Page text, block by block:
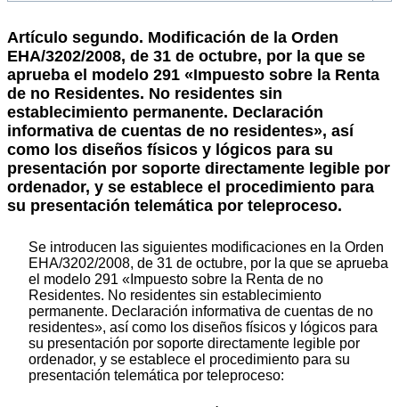
Artículo segundo. Modificación de la Orden
EHA/3202/2008, de 31 de octubre, por la que se
aprueba el modelo 291 «Impuesto sobre la Renta
de no Residentes. No residentes sin
establecimiento permanente. Declaración
informativa de cuentas de no residentes», así
como los diseños físicos y lógicos para su
presentación por soporte directamente legible por
ordenador, y se establece el procedimiento para
su presentación telemática por teleproceso.
Se introducen las siguientes modificaciones en la Orden
EHA/3202/2008, de 31 de octubre, por la que se aprueba
el modelo 291 «Impuesto sobre la Renta de no
Residentes. No residentes sin establecimiento
permanente. Declaración informativa de cuentas de no
residentes», así como los diseños físicos y lógicos para
su presentación por soporte directamente legible por
ordenador, y se establece el procedimiento para su
presentación telemática por teleproceso: